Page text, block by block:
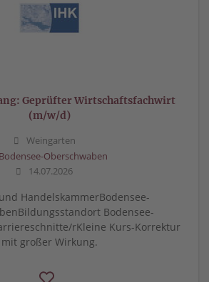
Geprüfter Wirtschaftsfachwirt
(m/w/d)
Weingarten
Oberschwaben
14.07.2026
HandelskammerBodensee-
Bodensee-
rKleine Kurs-Korrektur
mit großer Wirkung.